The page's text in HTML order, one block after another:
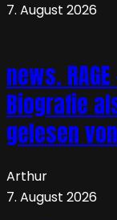
7. August 2026
news.
Biografie
gelesen
Arthur
7. August 2026